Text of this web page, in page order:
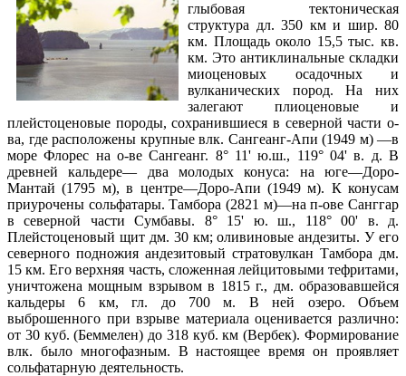
глыбовая тектоническая
структура дл. 350 км и шир. 80
км. Площадь около 15,5 тыс. кв.
км. Это антиклинальные складки
миоценовых осадочных и
вулканических пород. На них
залегают плиоценовые и
плейстоценовые породы, сохранившиеся в северной части о-
ва, где расположены крупные влк. Сангеанг-Апи (1949 м) —в
море Флорес на о-ве Сангеанг. 8° 11' ю.ш., 119° 04' в. д. В
древней кальдере— два молодых конуса: на юге—Доро-
Мантай (1795 м), в центре—Доро-Апи (1949 м). К конусам
приурочены сольфатары. Тамбора (2821 м)—на п-ове Санггар
в северной части Сумбавы. 8° 15' ю. ш., 118° 00' в. д.
Плейстоценовый щит дм. 30 км; оливиновые андезиты. У его
северного подножия андезитовый стратовулкан Тамбора дм.
15 км. Его верхняя часть, сложенная лейцитовыми тефритами,
уничтожена мощным взрывом в 1815 г., дм. образовавшейся
кальдеры 6 км, гл. до 700 м. В ней озеро. Объем
выброшенного при взрыве материала оценивается различно:
от 30 куб. (Беммелен) до 318 куб. км (Вербек). Формирование
влк. было многофазным. В настоящее время он проявляет
сольфатарную деятельность.